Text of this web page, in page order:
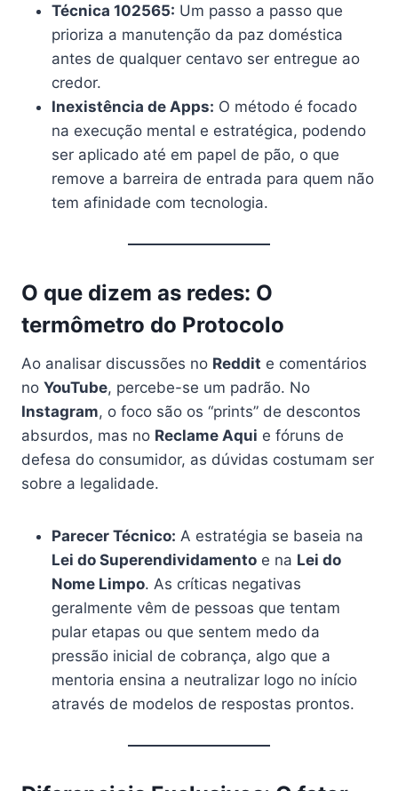
Técnica 102565: Um passo a passo que
prioriza a manutenção da paz doméstica
antes de qualquer centavo ser entregue ao
credor.
Inexistência de Apps: O método é focado
na execução mental e estratégica, podendo
ser aplicado até em papel de pão, o que
remove a barreira de entrada para quem não
tem afinidade com tecnologia.
O que dizem as redes: O
termômetro do Protocolo
Ao analisar discussões no Reddit e comentários
no YouTube, percebe-se um padrão. No
Instagram, o foco são os “prints” de descontos
absurdos, mas no Reclame Aqui e fóruns de
defesa do consumidor, as dúvidas costumam ser
sobre a legalidade.
Parecer Técnico: A estratégia se baseia na
Lei do Superendividamento e na Lei do
Nome Limpo. As críticas negativas
geralmente vêm de pessoas que tentam
pular etapas ou que sentem medo da
pressão inicial de cobrança, algo que a
mentoria ensina a neutralizar logo no início
através de modelos de respostas prontos.